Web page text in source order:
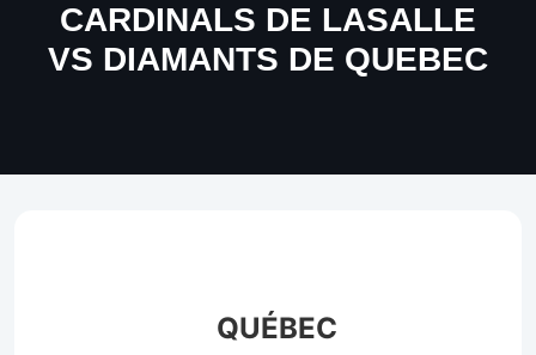
CARDINALS DE LASALLE
VS DIAMANTS DE QUEBEC
QUÉBEC